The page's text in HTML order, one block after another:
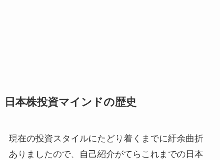
日本株投資マインドの歴史
現在の投資スタイルにたどり着くまでに紆余曲折
ありましたので、自己紹介がてらこれまでの日本